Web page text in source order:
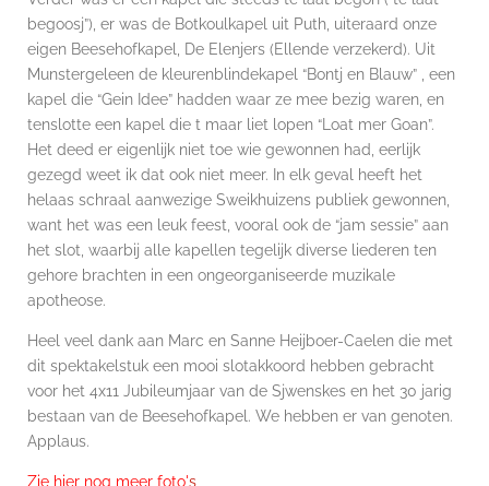
begoosj”), er was de Botkoulkapel uit Puth, uiteraard onze
eigen Beesehofkapel, De Elenjers (Ellende verzekerd). Uit
Munstergeleen de kleurenblindekapel “Bontj en Blauw” , een
kapel die “Gein Idee” hadden waar ze mee bezig waren, en
tenslotte een kapel die t maar liet lopen “Loat mer Goan”.
Het deed er eigenlijk niet toe wie gewonnen had, eerlijk
gezegd weet ik dat ook niet meer. In elk geval heeft het
helaas schraal aanwezige Sweikhuizens publiek gewonnen,
want het was een leuk feest, vooral ook de “jam sessie” aan
het slot, waarbij alle kapellen tegelijk diverse liederen ten
gehore brachten in een ongeorganiseerde muzikale
apotheose.
Heel veel dank aan Marc en Sanne Heijboer-Caelen die met
dit spektakelstuk een mooi slotakkoord hebben gebracht
voor het 4x11 Jubileumjaar van de Sjwenskes en het 30 jarig
bestaan van de Beesehofkapel. We hebben er van genoten.
Applaus.
Zie hier nog meer foto's